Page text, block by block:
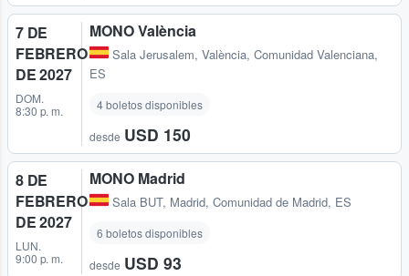
7 DE
FEBRERO
DE 2027
DOM.
8:30 p. m.
MONO València
Sala Jerusalem, València, Comunidad Valenciana,
ES
4 boletos disponibles
desde USD 150
8 DE
FEBRERO
DE 2027
LUN.
9:00 p. m.
MONO Madrid
Sala BUT, Madrid, Comunidad de Madrid, ES
6 boletos disponibles
desde USD 93